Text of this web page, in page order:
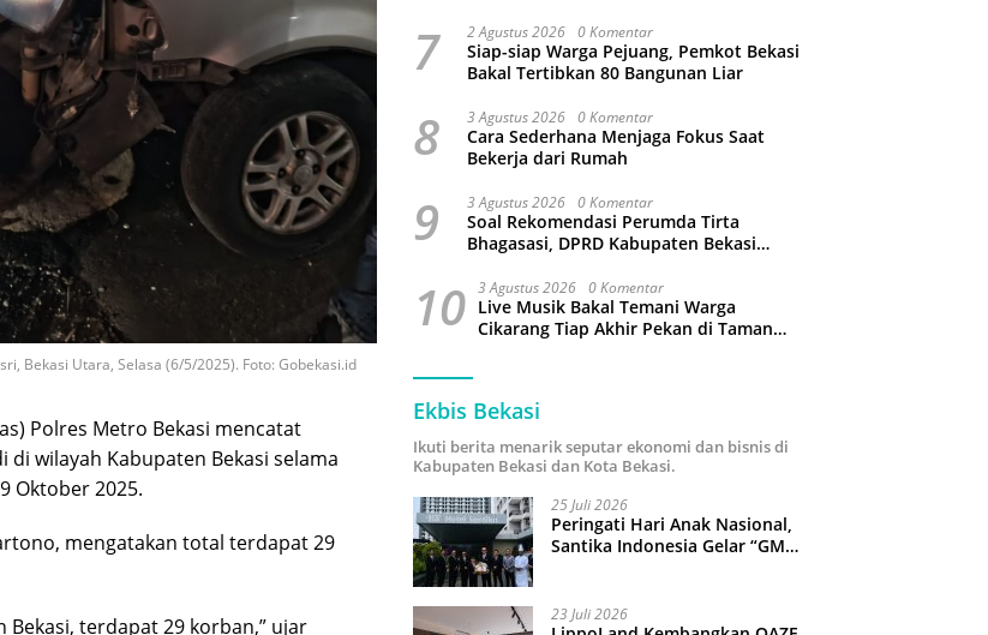
Bekasi Utara, Selasa (6/5/2025). Foto: Gobekasi.id
Polres Metro Bekasi mencatat
wilayah Kabupaten Bekasi selama
Oktober 2025.
mengatakan total terdapat 29
Bekasi, terdapat 29 korban,” ujar
7 2 Agustus 2026 0 Komentar
Siap-siap Warga Pejuang, Pemkot Bekasi
Bakal Tertibkan 80 Bangunan Liar
8 3 Agustus 2026 0 Komentar
Cara Sederhana Menjaga Fokus Saat
Bekerja dari Rumah
9 3 Agustus 2026 0 Komentar
Soal Rekomendasi Perumda Tirta
Bhagasasi, DPRD Kabupaten Bekasi
10 3 Agustus 2026 0 Komentar
Live Musik Bakal Temani Warga
Cikarang Tiap Akhir Pekan di Taman
Ekbis Bekasi
Ikuti berita menarik seputar ekonomi dan bisnis di
Kabupaten Bekasi dan Kota Bekasi.
25 Juli 2026
Peringati Hari Anak Nasional,
Santika Indonesia Gelar “GM
23 Juli 2026